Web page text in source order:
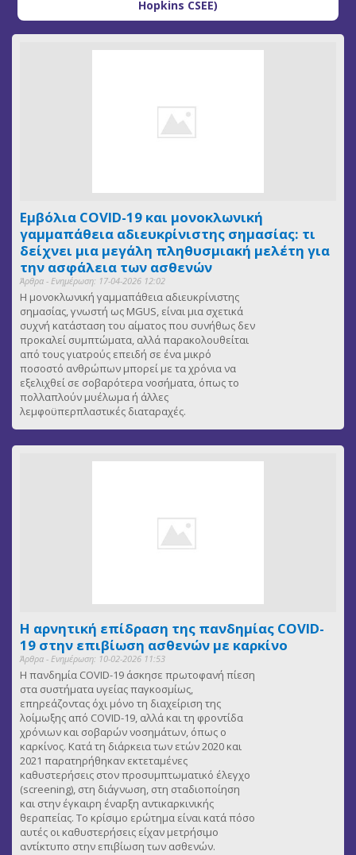
Hopkins CSEE)
Εμβόλια COVID-19 και μονοκλωνική
γαμμαπάθεια αδιευκρίνιστης σημασίας: τι
δείχνει μια μεγάλη πληθυσμιακή μελέτη για
την ασφάλεια των ασθενών
Άρθρα - Ενημέρωση: 17-04-2026 12:02
Η μονοκλωνική γαμμαπάθεια αδιευκρίνιστης
σημασίας, γνωστή ως MGUS, είναι μια σχετικά
συχνή κατάσταση του αίματος που συνήθως δεν
προκαλεί συμπτώματα, αλλά παρακολουθείται
από τους γιατρούς επειδή σε ένα μικρό
ποσοστό ανθρώπων μπορεί με τα χρόνια να
εξελιχθεί σε σοβαρότερα νοσήματα, όπως το
πολλαπλούν μυέλωμα ή άλλες
λεμφοϋπερπλαστικές διαταραχές.
Η αρνητική επίδραση της πανδημίας COVID-
19 στην επιβίωση ασθενών με καρκίνο
Άρθρα - Ενημέρωση: 10-02-2026 11:53
Η πανδημία COVID-19 άσκησε πρωτοφανή πίεση
στα συστήματα υγείας παγκοσμίως,
επηρεάζοντας όχι μόνο τη διαχείριση της
λοίμωξης από COVID-19, αλλά και τη φροντίδα
χρόνιων και σοβαρών νοσημάτων, όπως ο
καρκίνος. Κατά τη διάρκεια των ετών 2020 και
2021 παρατηρήθηκαν εκτεταμένες
καθυστερήσεις στον προσυμπτωματικό έλεγχο
(screening), στη διάγνωση, στη σταδιοποίηση
και στην έγκαιρη έναρξη αντικαρκινικής
θεραπείας. Το κρίσιμο ερώτημα είναι κατά πόσο
αυτές οι καθυστερήσεις είχαν μετρήσιμο
αντίκτυπο στην επιβίωση των ασθενών.